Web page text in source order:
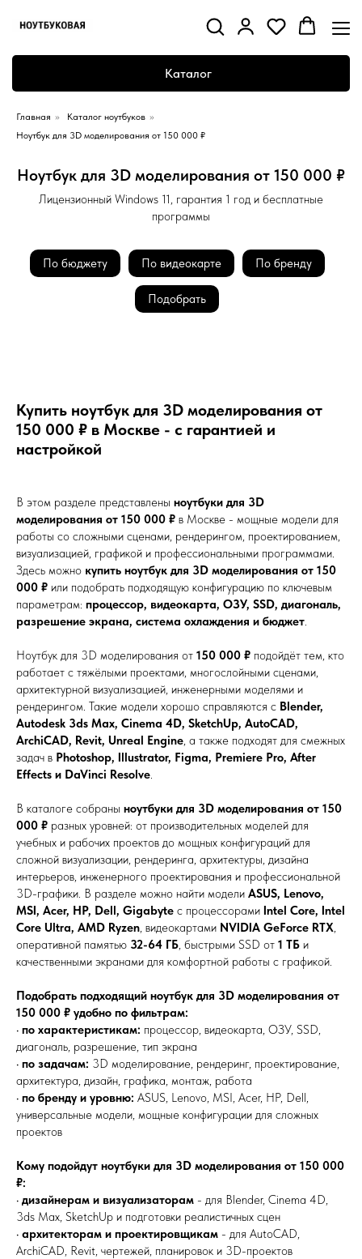
Каталог
Главная » Каталог ноутбуков »
Ноутбук для 3D моделирования от 150 000 ₽
Ноутбук для 3D моделирования от 150 000 ₽
Лицензионный Windows 11, гарантия 1 год и бесплатные
программы
По бюджету По видеокарте По бренду
Подобрать
Купить ноутбук для 3D моделирования от
150 000 ₽ в Москве - с гарантией и
настройкой
В этом разделе представлены ноутбуки для 3D
моделирования от 150 000 ₽ в Москве - мощные модели для
работы со сложными сценами, рендерингом, проектированием,
визуализацией, графикой и профессиональными программами.
Здесь можно купить ноутбук для 3D моделирования от 150
000 ₽ или подобрать подходящую конфигурацию по ключевым
параметрам: процессор, видеокарта, ОЗУ, SSD, диагональ,
разрешение экрана, система охлаждения и бюджет.
Ноутбук для 3D моделирования от 150 000 ₽ подойдёт тем, кто
работает с тяжёлыми проектами, многослойными сценами,
архитектурной визуализацией, инженерными моделями и
рендерингом. Такие модели хорошо справляются с Blender,
Autodesk 3ds Max, Cinema 4D, SketchUp, AutoCAD,
ArchiCAD, Revit, Unreal Engine, а также подходят для смежных
задач в Photoshop, Illustrator, Figma, Premiere Pro, After
Effects и DaVinci Resolve.
В каталоге собраны ноутбуки для 3D моделирования от 150
000 ₽ разных уровней: от производительных моделей для
учебных и рабочих проектов до мощных конфигураций для
сложной визуализации, рендеринга, архитектуры, дизайна
интерьеров, инженерного проектирования и профессиональной
3D-графики. В разделе можно найти модели ASUS, Lenovo,
MSI, Acer, HP, Dell, Gigabyte с процессорами Intel Core, Intel
Core Ultra, AMD Ryzen, видеокартами NVIDIA GeForce RTX,
оперативной памятью 32-64 ГБ, быстрыми SSD от 1 ТБ и
качественными экранами для комфортной работы с графикой.
Подобрать подходящий ноутбук для 3D моделирования от
150 000 ₽ удобно по фильтрам:
• по характеристикам: процессор, видеокарта, ОЗУ, SSD,
диагональ, разрешение, тип экрана
• по задачам: 3D моделирование, рендеринг, проектирование,
архитектура, дизайн, графика, монтаж, работа
• по бренду и уровню: ASUS, Lenovo, MSI, Acer, HP, Dell,
универсальные модели, мощные конфигурации для сложных
проектов
Кому подойдут ноутбуки для 3D моделирования от 150 000
₽:
• дизайнерам и визуализаторам - для Blender, Cinema 4D,
3ds Max, SketchUp и подготовки реалистичных сцен
• архитекторам и проектировщикам - для AutoCAD,
ArchiCAD, Revit, чертежей, планировок и 3D-проектов